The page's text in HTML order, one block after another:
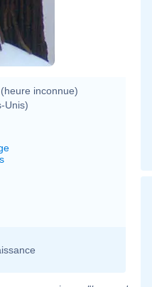
inconnue)
Unis)